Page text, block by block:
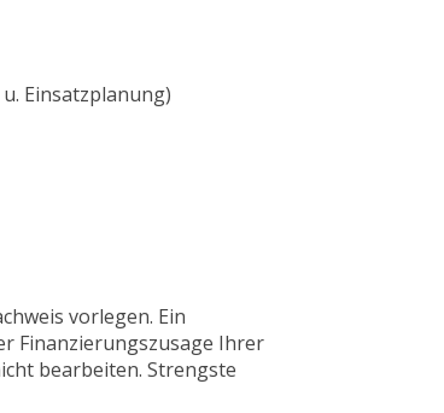
Einsatzplanung)
vorlegen. Ein
Finanzierungszusage Ihrer
bearbeiten. Strengste